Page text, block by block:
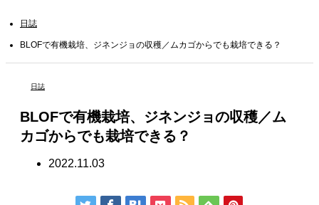
日誌
BLOFで有機栽培、ジネンジョの収穫／ムカゴからでも栽培できる？
日誌
BLOFで有機栽培、ジネンジョの収穫／ム
カゴからでも栽培できる？
2022.11.03